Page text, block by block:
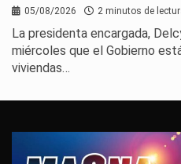
05/08/2026 2 minutos de
La presidenta encargada,
miércoles que el Gobierno
viviendas…